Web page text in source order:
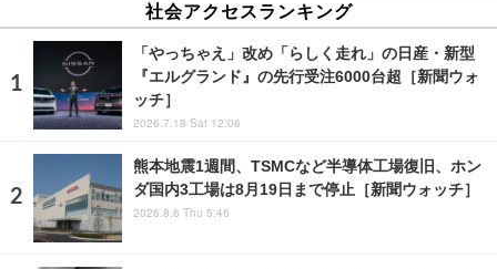
社会アクセスランキング
「やっちゃえ」改め「らしく走れ」の日産・新型
『エルグランド』の先行受注6000台超［新聞ウォ
ッチ］
2026.7.18 Sat 12:06
熊本地震1週間、TSMCなど半導体工場復旧、ホン
ダ国内3工場は8月19日まで停止［新聞ウォッチ］
2026.8.6 Thu 5:46